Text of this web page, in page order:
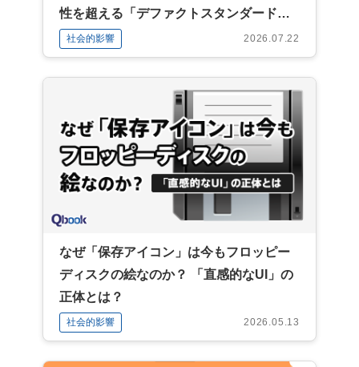
性を超える「デファクトスタンダード」
の力
社会的影響 2026.07.22
なぜ「保存アイコン」は今もフロッピー
ディスクの絵なのか？ 「直感的なUI」の
正体とは？
社会的影響 2026.05.13